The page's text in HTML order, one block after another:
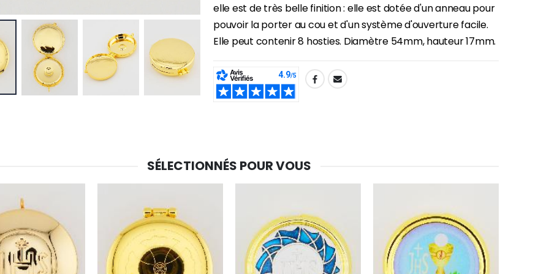
-30%
€10.00 €7.00
-20%
€9.60
6 Bougies Teintées Masse Couleur Blanche
€6.00
€21.90
-30%
€7.00
€12.00
elle est de très belle finition : elle est dotée d'un anneau pour
pouvoir la porter au cou et d'un système d'ouverture facile.
Elle peut contenir 8 hosties. Diamètre 54mm, hauteur 17mm.
SHARE:
SÉLECTIONNÉS POUR VOUS